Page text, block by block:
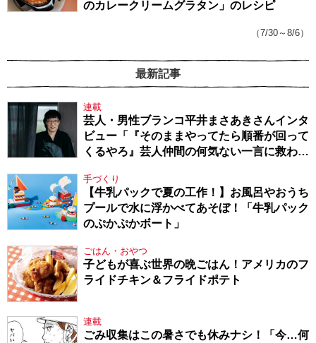
のカレークリームグラタン」のレシピ
（7/30～8/6）
最新記事
連載
芸人・男性ブランコ平井まさあきさんインタ
ビュー「『そのままやってたら順番が回って
くるやろ』芸人仲間の何気ない一言に救われ
手づくり
【牛乳パックで夏の工作！】お風呂やおうち
プールで水に浮かべてあそぼ！「牛乳パック
のぷかぷかボート」
ごはん・おやつ
子どもが喜ぶ世界の晩ごはん！アメリカのフ
ライドチキン＆フライドポテト
連載
ごみ収集はこの暑さでも休みナシ！「今…何